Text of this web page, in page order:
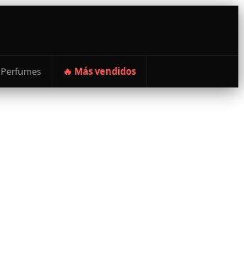
Perfumes 🔥 Más vendidos